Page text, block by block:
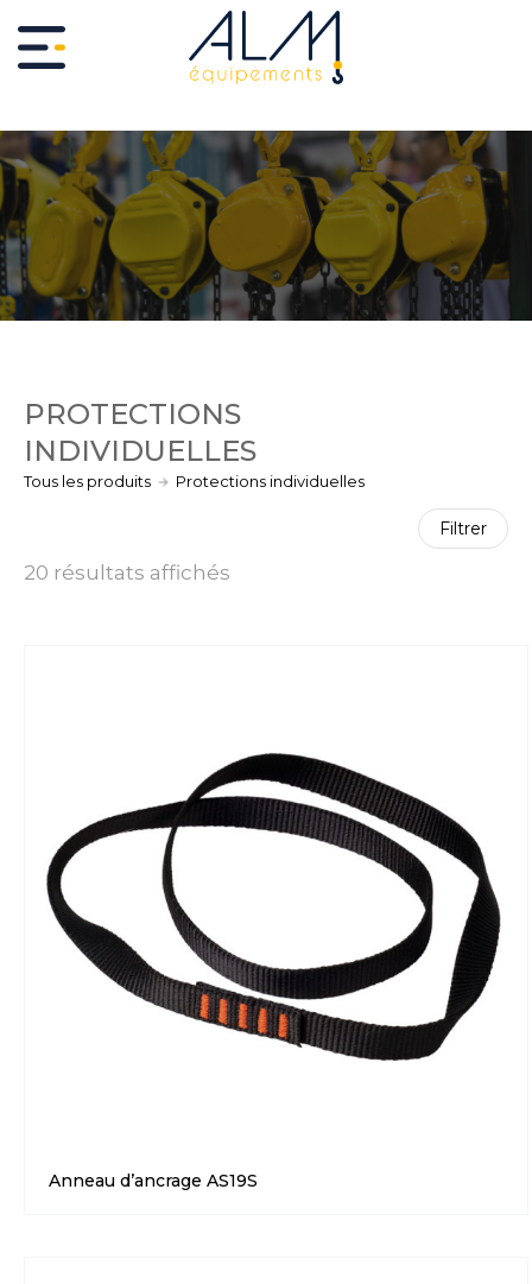
PROTECTIONS
INDIVIDUELLES
Tous les produits Protections individuelles
Filtrer
20 résultats affichés
Anneau d’ancrage AS19S